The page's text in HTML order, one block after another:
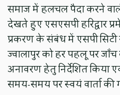
समाज में हलचल पैदा करने
देखते हुए एसएसपी हरिद्वार
प्रकरण के संबंध में एसपी
ज्वालापुर को हर पहलू पर
अनावरण हेतु निर्देशित किया
समय-समय पर स्वयं वार्ता की